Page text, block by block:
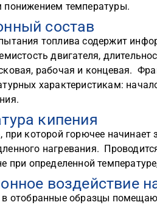
понижением температуры.
состав
топлива содержит
двигателя,
рабочая и концевая.
характеристикам:
кипения
при которой горючее начинает
нагревания.
при определенной
воздействие
отобранные образцы